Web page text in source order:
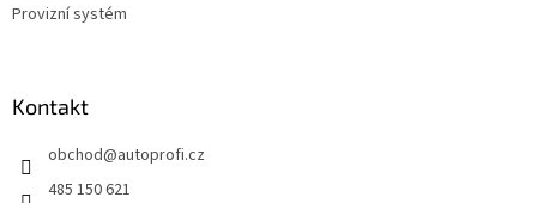
Provizní systém
Kontakt
obchod@autoprofi.cz
485 150 621